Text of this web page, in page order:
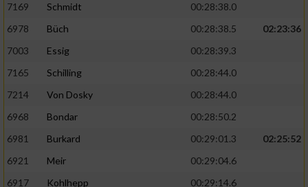
7169
Schmidt
00:28:38.0
6978
Büch 00:28:38.5
02:23:36
7003
Essig
00:28:39.3
7165
Schilling
00:28:44.0
7214
Von Dosky
00:28:44.0
6968
Bondar
00:28:50.2
6981
Burkard 00:29:01.3
02:25:52
6921
Meir
00:29:04.6
6917
Kohlhepp
00:29:14.6